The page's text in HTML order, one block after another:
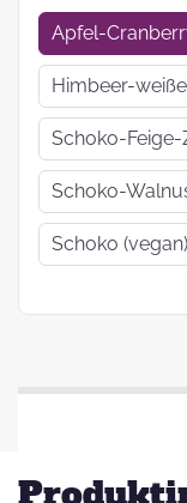
Apfel-
Himbeer-
Schoko-Feige-
Schoko-
Schoko (vegan)